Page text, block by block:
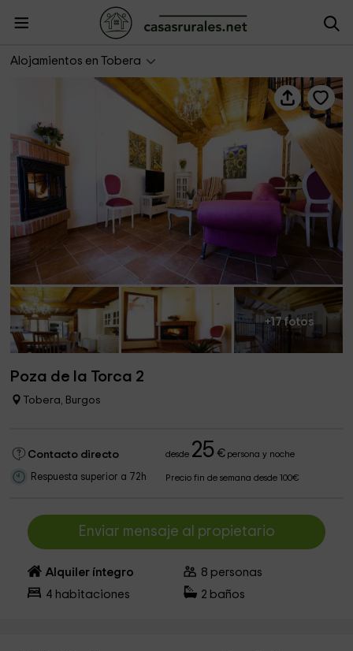
Alojamientos en Tobera
+17 fotos
Poza de la Torca 2
Tobera, Burgos
Contacto directo desde 25 €persona y noche
Respuesta superior a 72h Precio fin de semana desde 100€
Enviar mensaje al propietario
Alquiler íntegro 8 personas
4 habitaciones 2 baños